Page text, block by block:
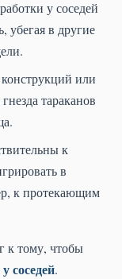
у соседей
убегая в другие
или
тараканов
к
в
к протекающим
тому, чтобы
соседей.